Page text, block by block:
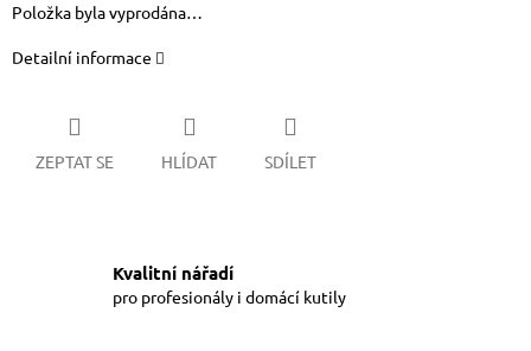
Položka byla vyprodána…
Detailní informace
ZEPTAT SE HLÍDAT SDÍLET
Kvalitní nářadí
pro profesionály i domácí kutily